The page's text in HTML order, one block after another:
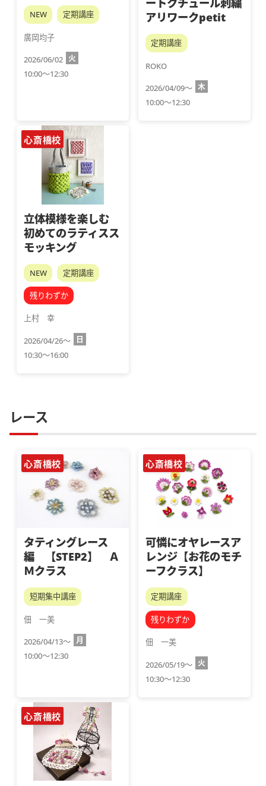
NEW 定期講座
廣岡均子
2026/06/02 火
10:00～12:30
アリワークpetit
定期講座
ROKO
2026/04/09～ 木
10:00～12:30
心斎橋校
立体模様を楽しむ
初めてのラティスス
モッキング
NEW 定期講座
残りわずか
上村　幸
2026/04/26～
日
10:30～16:00
レース
心斎橋校
タティングレース
編 【STEP2】 Ａ
Ｍクラス
短期集中講座
佃　一美
2026/04/13～ 月
10:00～12:30
心斎橋校
可憐にオヤレースア
レンジ【お花のモチ
ーフクラス】
定期講座
残りわずか
佃　一美
2026/05/19～ 火
10:30～12:30
心斎橋校